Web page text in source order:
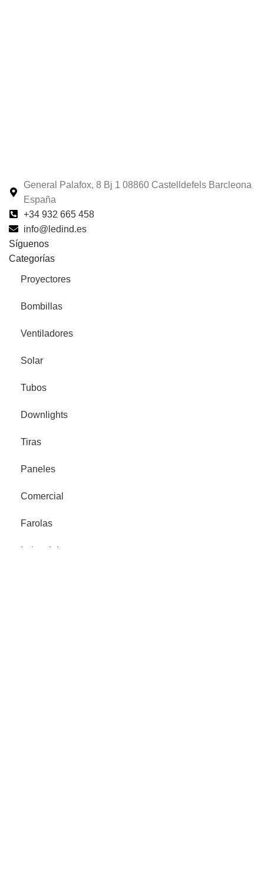
General Palafox, 8 Bj 1 08860 Castelldefels Barcleona
España
+34 932 665 458‬
info@ledind.es
Síguenos
Categorías
Proyectores
Bombillas
Ventiladores
Solar
Tubos
Downlights
Tiras
Paneles
Comercial
Farolas
Industrial